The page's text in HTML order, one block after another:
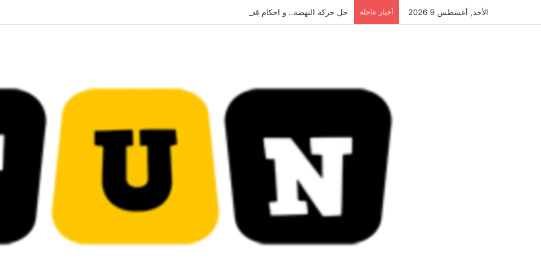
الأحد, أغسطس 9 2026 أخبار عاجلة حل حركة النهضة.. و احكام قضائية في قيادات حركة النهضة بألف و400عام سجــن……